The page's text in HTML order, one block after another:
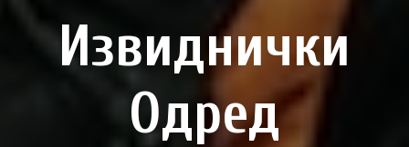
Извиднички
Одред